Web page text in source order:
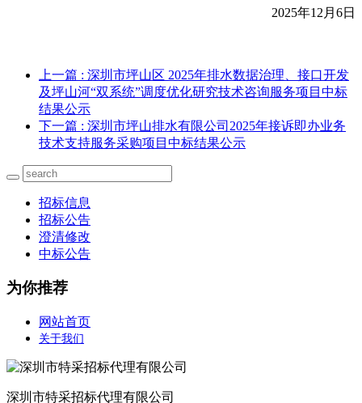
2025年12月6日
上一篇 : 深圳市坪山区 2025年排水数据治理、接口开发
及坪山河“双系统”调度优化研究技术咨询服务项目中标
结果公示
下一篇 : 深圳市坪山排水有限公司2025年接诉即办业务
技术支持服务采购项目中标结果公示
招标信息
招标公告
澄清修改
中标公告
为你推荐
网站首页
关于我们
深圳市特采招标代理有限公司